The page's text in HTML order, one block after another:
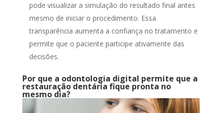
pode visualizar a simulação do resultado final antes
mesmo de iniciar o procedimento. Essa
transparência aumenta a confiança no tratamento e
permite que o paciente participe ativamente das
decisões.
Por que a odontologia digital permite que a
restauração dentária fique pronta no
mesmo dia?